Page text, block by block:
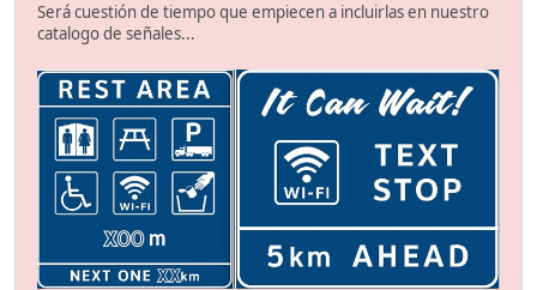
Será cuestión de tiempo que empiecen a incluirlas en nuestro
catalogo de señales...